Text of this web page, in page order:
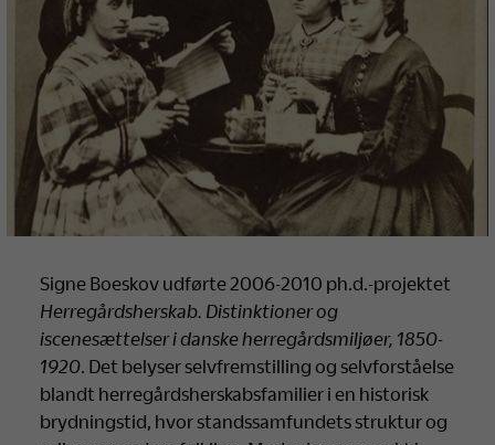
Signe Boeskov udførte 2006-2010 ph.d.-projektet
Herregårdsherskab. Distinktioner og
iscenesættelser i danske herregårdsmiljøer, 1850-
1920. Det belyser selvfremstilling og selvforståelse
blandt herregårdsherskabsfamilier i en historisk
brydningstid, hvor standssamfundets struktur og